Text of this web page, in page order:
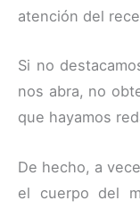
atención del
Si no
nos abra, no
que hayamos
De hecho, a
el cuerpo del